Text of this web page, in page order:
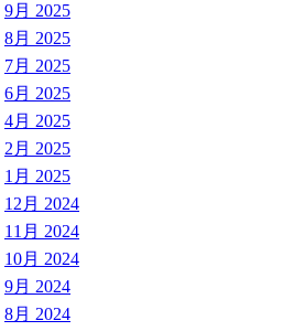
9月 2025
8月 2025
7月 2025
6月 2025
4月 2025
2月 2025
1月 2025
12月 2024
11月 2024
10月 2024
9月 2024
8月 2024